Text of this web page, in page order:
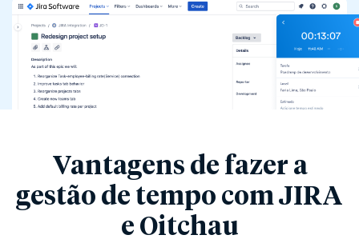
Vantagens de fazer a
gestão de tempo com JIRA
e Oitchau